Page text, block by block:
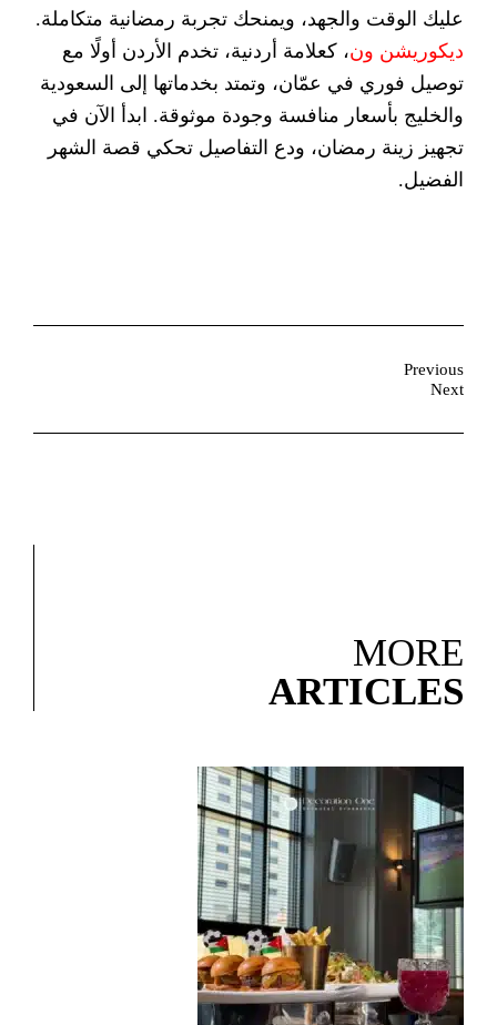
عليك الوقت والجهد، ويمنحك تجربة رمضانية متكاملة.
ديكوريشن ون، كعلامة أردنية، تخدم الأردن أولًا مع
توصيل فوري في عمّان، وتمتد بخدماتها إلى السعودية
والخليج بأسعار منافسة وجودة موثوقة. ابدأ الآن في
تجهيز زينة رمضان، ودع التفاصيل تحكي قصة الشهر
الفضيل.
Previous
Next
MORE
ARTICLES